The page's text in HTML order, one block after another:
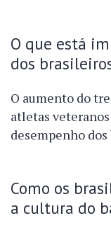
O que está
dos
O aumento do
atletas
desempenho
Como os
a cultura do